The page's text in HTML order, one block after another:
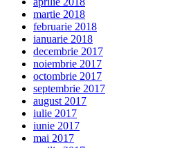
martie 2018
februarie 2018
ianuarie 2018
decembrie 2017
noiembrie 2017
octombrie 2017
septembrie 2017
august 2017
iulie 2017
iunie 2017
mai 2017